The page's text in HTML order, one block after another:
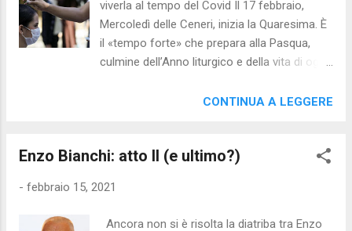
di quelle con figli adolescenti». Il cardinale
vicario Angelo De Donatis annuncia con
queste parole, in una lettera per le famiglie, il
nuovo sussidio diocesano per la Quaresima.
Quaresima, scaricabili dall’ Archivio
viverla al tempo del Covid Il 17 febbraio,
Mercoledì delle Ceneri, inizia la Quaresima. È
il «tempo forte» che prepara alla Pasqua,
culmine dell’Anno liturgico e della vita di ogni
segnata dalla pandemia e dalle misure anti-
Quaresima era stata marcata dal
nelle settimane che portano alla solennità
CONTINUA A LEGGERE
Enzo Bianchi: atto II (e ultimo?)
- febbraio 15, 2021
Ancora non si è risolta la diatriba tra Enzo